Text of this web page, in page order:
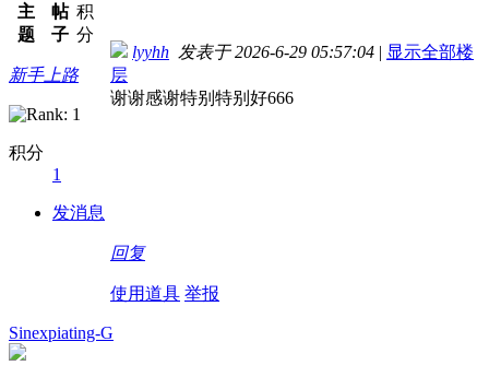
主
题
帖
子
积
分
新手上路
积分
1
发消息
lyyhh 发表于 2026-6-29 05:57:04 | 显示全部楼
层
谢谢感谢特别特别好666
回复
使用道具 举报
Sinexpiating-G